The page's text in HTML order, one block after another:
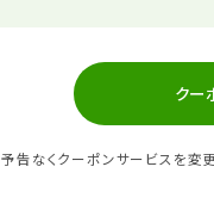
クー
なくクーポンサービスを変